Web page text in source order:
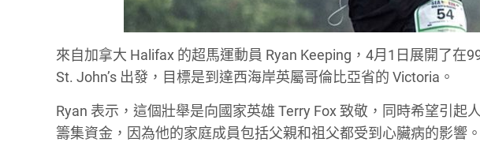
來自加拿大 Halifax 的超馬運動員 Ryan Keeping，4月1日展開了在
St. John’s 出發，目標是到達西海岸英屬哥倫比亞省的 Victoria。
Ryan 表示，這個壯舉是向國家英雄 Terry Fox 致敬，同時希望引起
籌集資金，因為他的家庭成員包括父親和祖父都受到心臟病的影響